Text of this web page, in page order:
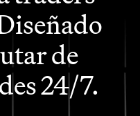
de
24/7.